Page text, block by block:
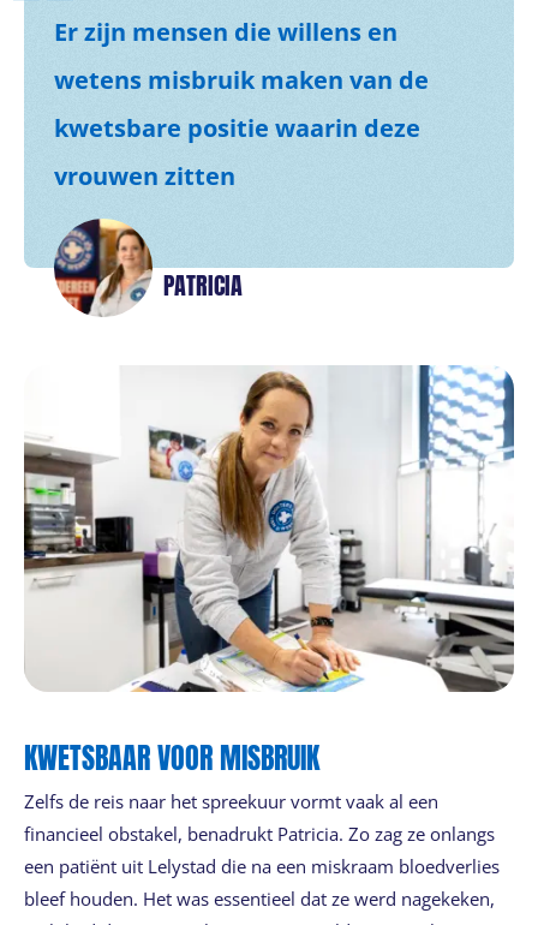
Er zijn mensen die willens en
wetens misbruik maken van de
kwetsbare positie waarin deze
vrouwen zitten
PATRICIA
KWETSBAAR VOOR MISBRUIK
Zelfs de reis naar het spreekuur vormt vaak al een
financieel obstakel, benadrukt Patricia. Zo zag ze onlangs
een patiënt uit Lelystad die na een miskraam bloedverlies
bleef houden. Het was essentieel dat ze werd nagekeken,